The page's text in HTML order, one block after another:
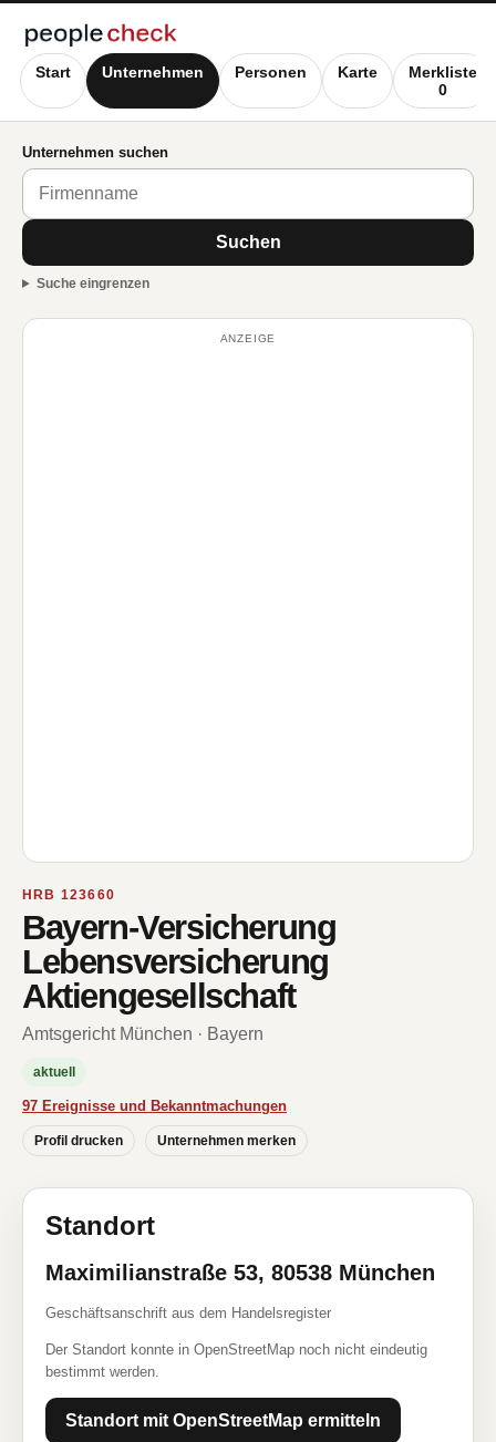
Start Unternehmen Personen Karte
Merkliste
0
Unternehmen suchen
Suchen
Suche eingrenzen
ANZEIGE
HRB 123660
Bayern-Versicherung
Lebensversicherung
Aktiengesellschaft
Amtsgericht München · Bayern
aktuell
97 Ereignisse und Bekanntmachungen
Profil drucken Unternehmen merken
Standort
Maximilianstraße 53, 80538 München
Geschäftsanschrift aus dem Handelsregister
Der Standort konnte in OpenStreetMap noch nicht eindeutig
bestimmt werden.
Standort mit OpenStreetMap ermitteln